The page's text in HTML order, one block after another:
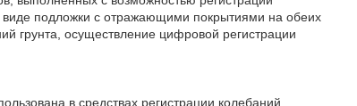
подложки с отражающими покрытиями на обеих
грунта, осуществление цифровой регистрации
в средствах регистрации колебаний